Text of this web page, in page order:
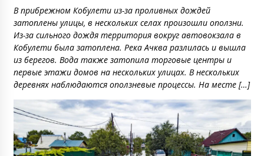
В прибрежном Кобулети из-за проливных дождей
затоплены улицы, в нескольких селах произошли оползни.
Из-за сильного дождя территория вокруг автовокзала в
Кобулети была затоплена. Река Ачква разлилась и вышла
из берегов. Вода также затопила торговые центры и
первые этажи домов на нескольких улицах. В нескольких
деревнях наблюдаются оползневые процессы. На месте […]